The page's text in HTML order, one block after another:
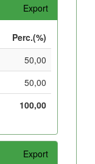
Export
Perc.(%)
50,00
50,00
100,00
Export